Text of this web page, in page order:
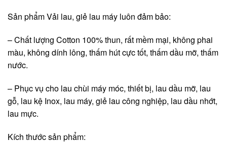
Sản phẩm Vải lau, giẻ lau máy luôn đảm bảo:
– Chất lượng Cotton 100% thun, rất mềm mại, không phai
màu, không dính lông, thấm hút cực tốt, thấm dầu mỡ, thấm
nước.
– Phục vụ cho lau chùi máy móc, thiết bị, lau dầu mỡ, lau
gỗ, lau kệ Inox, lau máy, giẻ lau công nghiệp, lau dầu nhớt,
lau mực.
Kích thước sản phẩm: